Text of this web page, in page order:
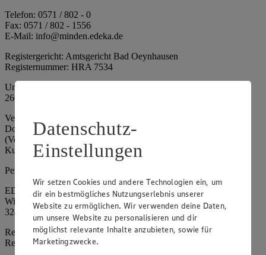
Telefon: 0571 / 802 - 0
Fax: 0571 / 802 - 1556
E-Mail: info@minden.edeka.de
Registergericht: Amtsgericht Bad Oeynhausen
Registernummer: HRA 7534
Umsatzsteuer-Identifikationsnummer gem. § 27a UStG: DE
266067317
Vertretungsberechtigte: Mark Rosenkranz (Sprecher), Eileen
Dominique Klingsiek (Vorstandsmitglied), Ulf-U. Plath
(Vorstandsmitglied), Stephan Wohler (Vorstandsmitglied), Marc
Kuhlmann (Aufsichtsratsvorsitzender)
Persönlich haftende Gesellschafterin:
EDEKA Minden-Hannover Holding GmbH
Wittelsbacherallee 61
32427 Minden
Registergericht: Amtsgericht Bad Oeynhausen
Registernummer: HRB 4086
Datenschutz-
Einstellungen
Wir setzen Cookies und andere Technologien ein, um
dir ein bestmögliches Nutzungserlebnis unserer
Website zu ermöglichen. Wir verwenden deine Daten,
um unsere Website zu personalisieren und dir
möglichst relevante Inhalte anzubieten, sowie für
Marketingzwecke.